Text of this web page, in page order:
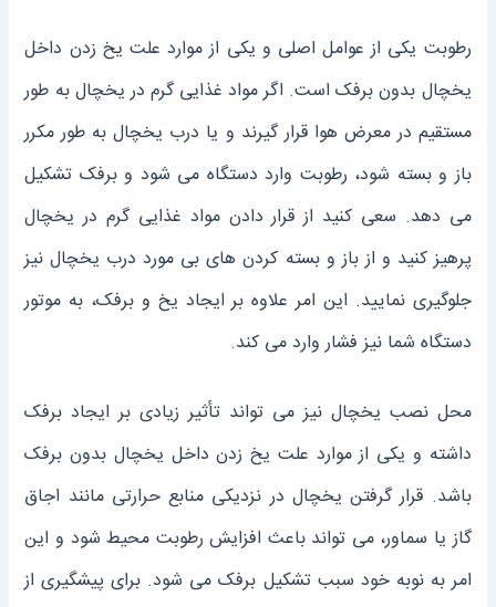
رطوبت یکی از عوامل اصلی و یکی از موارد علت یخ زدن داخل
یخچال بدون برفک است. اگر مواد غذایی گرم در یخچال به طور
مستقیم در معرض هوا قرار گیرند و یا درب یخچال به طور مکرر
باز و بسته شود، رطوبت وارد دستگاه می‌ شود و برفک تشکیل
می‌ دهد. سعی کنید از قرار دادن مواد غذایی گرم در یخچال
پرهیز کنید و از باز و بسته کردن های بی مورد درب یخچال نیز
جلوگیری نمایید. این امر علاوه بر ایجاد یخ و برفک، به موتور
دستگاه شما نیز فشار وارد می کند.
محل نصب یخچال نیز می ‌تواند تأثیر زیادی بر ایجاد برفک
داشته و یکی از موارد علت یخ زدن داخل یخچال بدون برفک
باشد. قرار گرفتن یخچال در نزدیکی منابع حرارتی مانند اجاق
گاز یا سماور، می ‌تواند باعث افزایش رطوبت محیط شود و این
امر به نوبه خود سبب تشکیل برفک می ‌شود. برای پیشگیری از